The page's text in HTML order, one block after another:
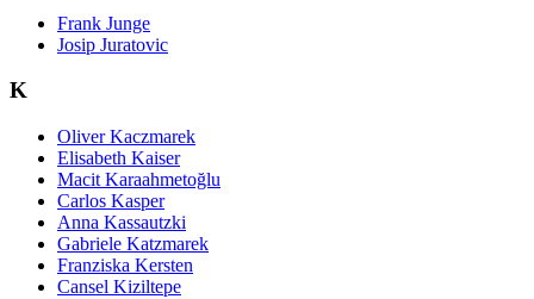
Frank Junge
Josip Juratovic
K
Oliver Kaczmarek
Elisabeth Kaiser
Macit Karaahmetoğlu
Carlos Kasper
Anna Kassautzki
Gabriele Katzmarek
Franziska Kersten
Cansel Kiziltepe